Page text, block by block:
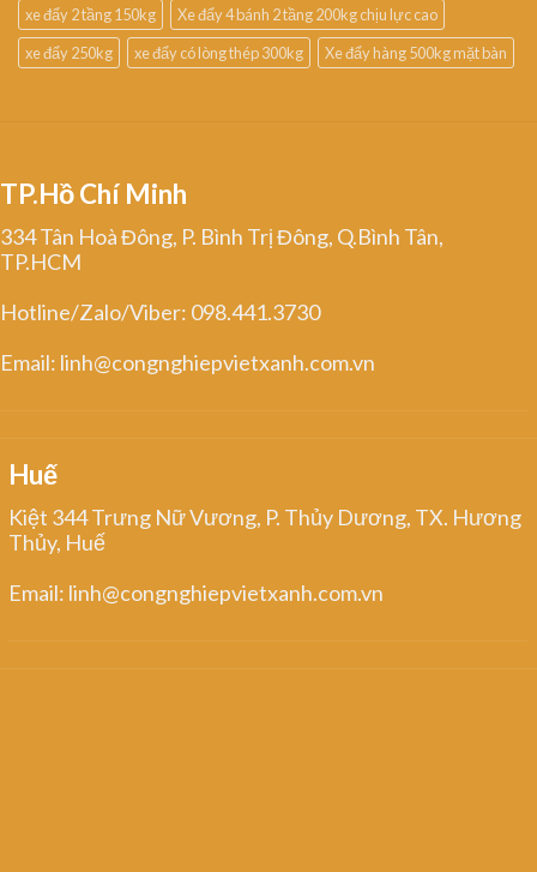
xe đẩy 2 tầng 150kg
Xe đẩy 4 bánh 2 tầng 200kg chịu lực cao
xe đẩy 250kg
xe đẩy có lòng thép 300kg Xe đẩy hàng 500kg mặt bàn
TP.Hồ Chí Minh
334 Tân Hoà Đông, P. Bình Trị Đông, Q.Bình Tân,
TP.HCM
Hotline/Zalo/Viber: 098.441.3730
Email: linh@congnghiepvietxanh.com.vn
Huế
Kiệt 344 Trưng Nữ Vương, P. Thủy Dương, TX. Hương
Thủy, Huế
Email: linh@congnghiepvietxanh.com.vn